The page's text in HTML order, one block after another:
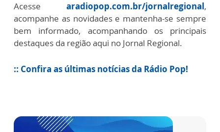
Acesse aradiopop.com.br/jornalregional,
acompanhe as novidades e mantenha-se sempre
bem informado, acompanhando os principais
destaques da região aqui no Jornal Regional.
:: Confira as últimas notícias da Rádio Pop!